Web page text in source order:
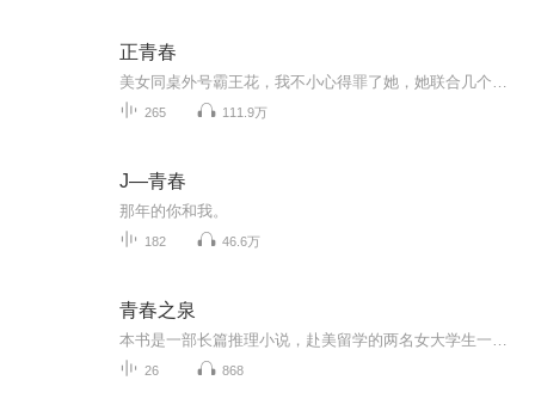
正青春
265 111.9万
J—青春
那年的你和我。
182 46.6万
青春之泉
26 868